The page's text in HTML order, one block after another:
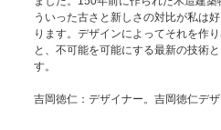
ういった古さと新しさの対比が私は
ります。デザインによってそれを作
と、不可能を可能にする最新の技術
す。
吉岡徳仁：デザイナー。吉岡徳仁デザ